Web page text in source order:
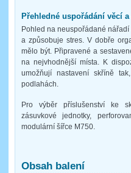
Přehledné uspořádání věcí
Pohled na neuspořádané
a způsobuje stres. V dobře
mělo být. Připravené a
na nejvhodnější místa. K
umožňují nastavení skříně
podlahách.
Pro výběr příslušenství ke
zásuvkové jednotky,
modulární šířce M750.
Obsah balení